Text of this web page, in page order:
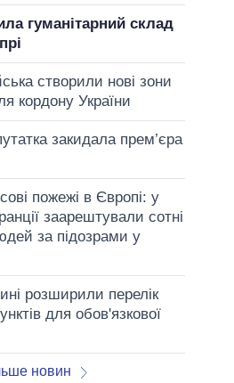
гуманітарний склад
створили нові зони
кордону України
закидала прем’єра
пожежі в Європі: у
заарештували сотні
за підозрами у
розширили перелік
для обов'язкової
новин